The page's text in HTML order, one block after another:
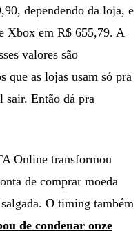
dependendo da loja, e
Xbox em R$ 655,79. A
valores são
que as lojas usam só pra
sair. Então dá pra
Online transformou
de comprar moeda
O timing também
de condenar onze